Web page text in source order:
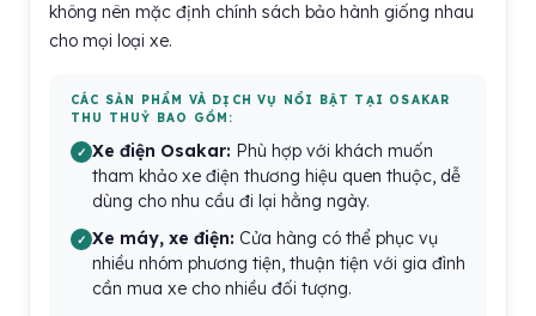
không nên mặc định chính sách bảo hành giống nhau
cho mọi loại xe.
CÁC SẢN PHẨM VÀ DỊCH VỤ NỔI BẬT TẠI OSAKAR
THU THUỶ BAO GỒM:
Xe điện Osakar: Phù hợp với khách muốn
tham khảo xe điện thương hiệu quen thuộc, dễ
dùng cho nhu cầu đi lại hằng ngày.
Xe máy, xe điện: Cửa hàng có thể phục vụ
nhiều nhóm phương tiện, thuận tiện với gia đình
cần mua xe cho nhiều đối tượng.